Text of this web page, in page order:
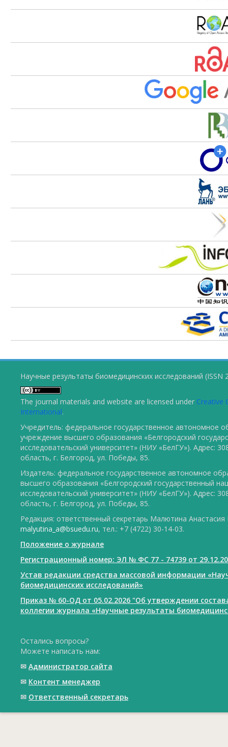
Научные результаты биомедицинских исследований (ISSN
The journal materials and website are licensed under Creative
International.
Учредитель: федеральное государственное автономное
учреждение высшего образования «Белгородский
исследовательский университет» (НИУ «БелГУ»). Адрес:
область, г. Белгород, ул. Победы, 85.
Издатель: федеральное государственное автономное
высшего образования «Белгородский государственный
исследовательский университет» (НИУ «БелГУ»). Адрес:
область, г. Белгород, ул. Победы, 85.
Редакция: ответственный секретарь Малютина
malyutina_a@bsuedu.ru, тел.: +7 (4722) 30-14-03.
Положение о журнале
Регистрационный номер: ЭЛ № ФС 77 - 74739 от
Устав редакции средства массовой информации
биомедицинских исследований»
Приказ № 60-ОД от 05.02.2026 "Об утверждении
коллегии журнала «Научные результаты
Остались вопросы?
Можете написать нам:
✉ Администратор сайта
✉ Контент менеджер
✉ Ответственный cекретарь